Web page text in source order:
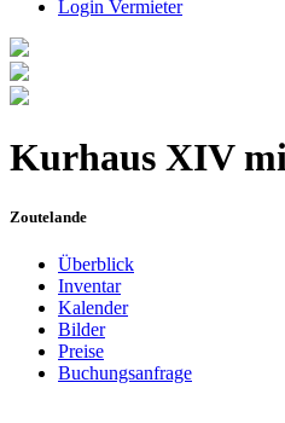
Login Vermieter
Kurhaus XIV
Zoutelande
Überblick
Inventar
Kalender
Bilder
Preise
Buchungsanfrage